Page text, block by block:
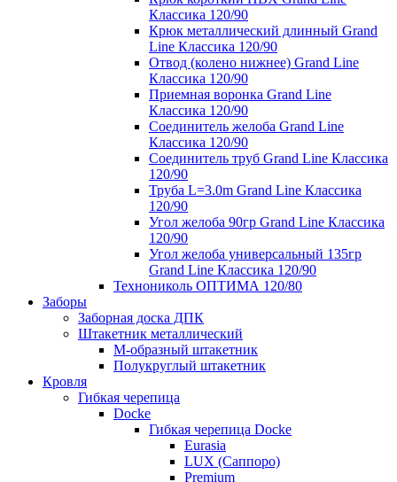
Классика 120/90
Крюк металлический длинный Grand
Line Классика 120/90
Отвод (колено нижнее) Grand Line
Классика 120/90
Приемная воронка Grand Line
Классика 120/90
Соединитель желоба Grand Line
Классика 120/90
Соединитель труб Grand Line Классика
120/90
Труба L=3.0m Grand Line Классика
120/90
Угол желоба 90гр Grand Line Классика
120/90
Угол желоба универсальный 135гр
Grand Line Классика 120/90
Технониколь ОПТИМА 120/80
Заборы
Заборная доска ДПК
Штакетник металлический
М-образный штакетник
Полукруглый штакетник
Кровля
Гибкая черепица
Docke
Гибкая черепица Docke
Eurasia
LUX (Саппоро)
Premium